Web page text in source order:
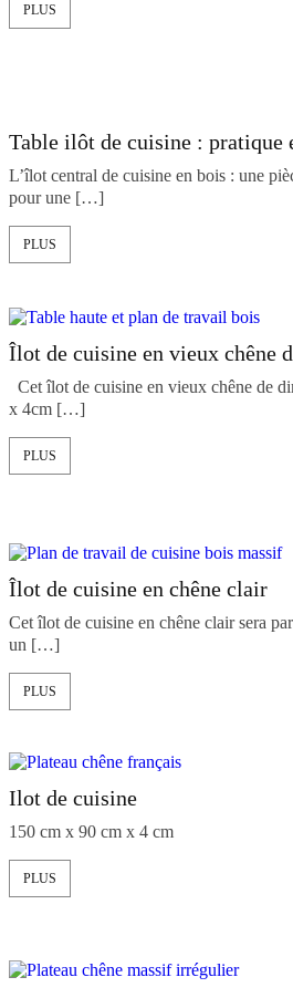
PLUS
Table ilôt de cuisine : pratique
L’îlot central de cuisine en bois : une
pour une […]
PLUS
Îlot de cuisine en vieux chêne
Cet îlot de cuisine en vieux chêne de
x 4cm […]
PLUS
Îlot de cuisine en chêne clair
Cet îlot de cuisine en chêne clair sera
un […]
PLUS
Ilot de cuisine
150 cm x 90 cm x 4 cm
PLUS